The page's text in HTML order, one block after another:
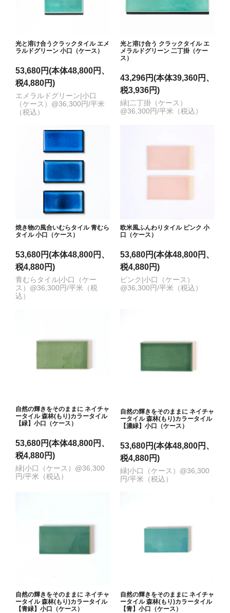
光と溶け合うクラックタイル エメ
ラルドグリーン 小口（ケース）
53,680円(本体48,800円、
税4,880円)
エメラルドグリーン|小口
（ケース）@36,300円/平米
（税込）
光と溶け合う クラックタイル エ
メラルドグリーン 二丁掛（ケー
ス）
43,296円(本体39,360円、
税3,936円)
緑|二丁掛（ケース）
@36,300円/平米（税込）
焼き物の風合いむらタイル 青むら
タイル 小口（ケース）
53,680円(本体48,800円、
税4,880円)
青むらタイル|小口（ケー
ス）@36,300円/平米（税
込）
欧米風ふんわりタイル ピンク 小
口（ケース）
53,680円(本体48,800円、
税4,880円)
ピンク|小口（ケース）
@36,300円/平米（税込）
自然の輝きをそのままに ネイチャ
ータイル 森林(もり)カラータイル
【緑】小口（ケース）
53,680円(本体48,800円、
税4,880円)
緑|小口（ケース）@36,300
円/平米（税込）
自然の輝きをそのままに ネイチャ
ータイル 森林(もり)カラータイル
【濃緑】小口（ケース）
53,680円(本体48,800円、
税4,880円)
緑|小口（ケース）@36,300
円/平米（税込）
自然の輝きをそのままに ネイチャ
ータイル 森林(もり)カラータイル
【青緑】小口（ケース）
自然の輝きをそのままに ネイチャ
ータイル 森林(もり)カラータイル
【青】小口（ケース）